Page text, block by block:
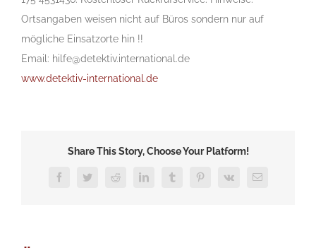
Ortsangaben weisen nicht auf Büros sondern nur auf
mögliche Einsatzorte hin !!
Email: hilfe@detektiv.international.de
www.detektiv-international.de
Share This Story, Choose Your Platform!
FacebookTwitterReddit LinkedInTumblrPinterest
Vk
E-